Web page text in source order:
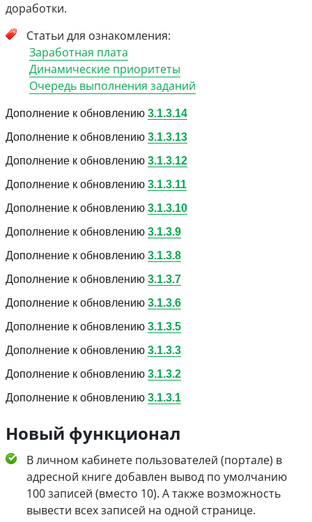
доработки.
Статьи для ознакомления:
Заработная плата
Динамические приоритеты
Очередь выполнения заданий
Дополнение к обновлению 3.1.3.14
Дополнение к обновлению 3.1.3.13
Дополнение к обновлению 3.1.3.12
Дополнение к обновлению 3.1.3.11
Дополнение к обновлению 3.1.3.10
Дополнение к обновлению 3.1.3.9
Дополнение к обновлению 3.1.3.8
Дополнение к обновлению 3.1.3.7
Дополнение к обновлению 3.1.3.6
Дополнение к обновлению 3.1.3.5
Дополнение к обновлению 3.1.3.3
Дополнение к обновлению 3.1.3.2
Дополнение к обновлению 3.1.3.1
Новый функционал
В личном кабинете пользователей (портале) в
адресной книге добавлен вывод по умолчанию
100 записей (вместо 10). А также возможность
вывести всех записей на одной странице.